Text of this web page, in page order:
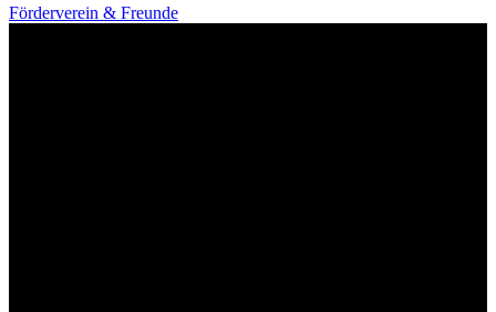
Förderverein & Freunde